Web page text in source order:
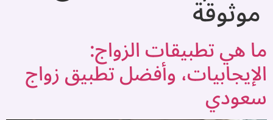
موثوقة
ما هي تطبيقات الزواج:
الإيجابيات، وأفضل تطبيق زواج
سعودي